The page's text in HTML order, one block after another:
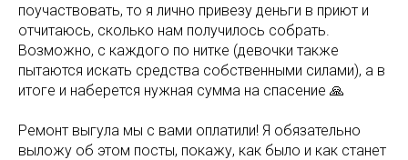
поучаствовать, то я лично привезу деньги в приют и
отчитаюсь, сколько нам получилось собрать.
Возможно, с каждого по нитке (девочки также
пытаются искать средства собственными силами), а в
итоге и наберется нужная сумма на спасение 🙏
Ремонт выгула мы с вами оплатили! Я обязательно
выложу об этом посты, покажу, как было и как станет